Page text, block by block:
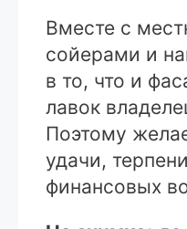
Вместе с
сойерами и
в то, что и
лавок
Поэтому
удачи,
финансовых